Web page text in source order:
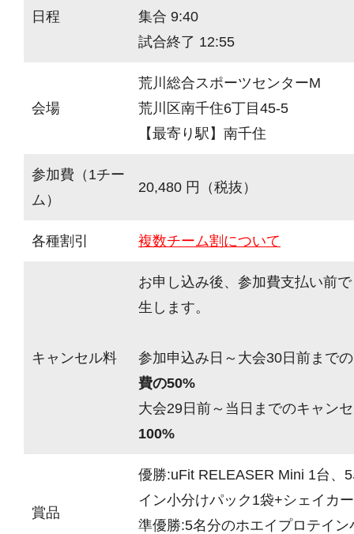
日程
集合 9:40
試合終了 12:55
会場
荒川総合スポーツセンターM
荒川区南千住6丁目45-5
【最寄り駅】南千住
参加費（1チー
ム）
20,480 円（税抜）
各種割引 複数チーム割について
キャンセル料
お申し込み後、参加費支払い前
生します。
参加申込み日～大会30日前まで
費の50%
大会29日前～当日までのキャン
100%
賞品
優勝:uFit RELEASER Mini 1台、
イン小分けパック1袋+シェイカ
準優勝:5名分のホエイプロテイ